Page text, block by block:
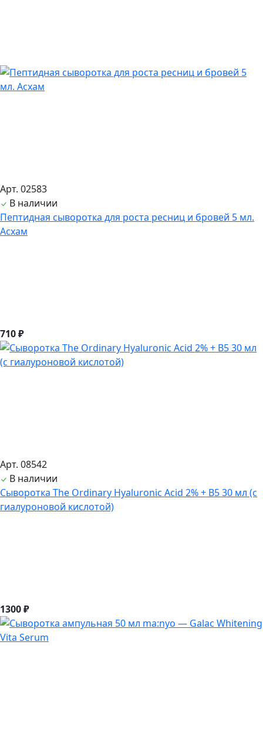
Арт. 02583
В наличии
Пептидная сыворотка для роста ресниц и бровей 5 мл.
Асхам
710 ₽
Арт. 08542
В наличии
Сыворотка The Ordinary Hyaluronic Acid 2% + B5 30 мл (с
гиалуроновой кислотой)
1300 ₽